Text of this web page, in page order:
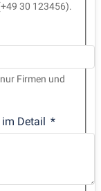
30 123456).
Firmen und
Detail